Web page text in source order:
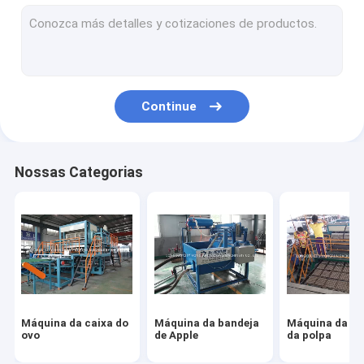
Máquina descartável dos recipientes de alimento
Linha de produção da bandeja do ovo
Continue
Nossas Categorias
Máquina da caixa do
ovo
Máquina da bandeja
de Apple
Máquina da
da polpa